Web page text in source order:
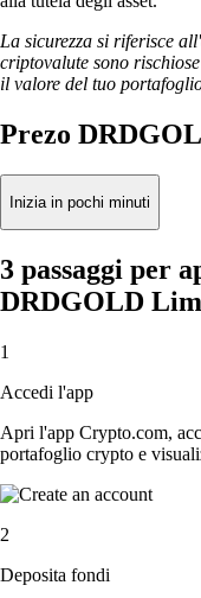
La sicurezza si riferisce
criptovalute sono
il valore del tuo
Prezo
Inizia in pochi minuti
3 passaggi per
DRDGOLD
1
Accedi l'app
Apri l'app Crypto.com,
portafoglio crypto e
2
Deposita fondi